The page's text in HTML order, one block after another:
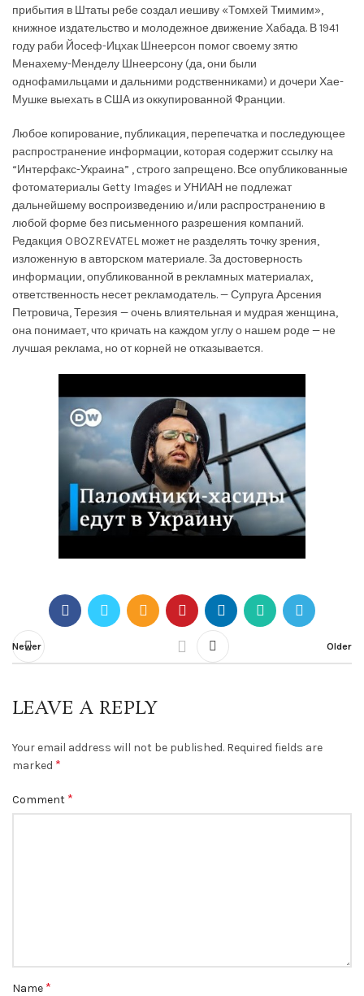
прибытия в Штаты ребе создал иешиву «Томхей Тмимим»,
книжное издательство и молодежное движение Хабада. В 1941
году раби Йосеф-Ицхак Шнеерсон помог своему зятю
Менахему-Менделу Шнеерсону (да, они были
однофамильцами и дальними родственниками) и дочери Хае-
Мушке выехать в США из оккупированной Франции.
Любое копирование, публикация, перепечатка и последующее
распространение информации, которая содержит ссылку на
“Интерфакс-Украина” , строго запрещено. Все опубликованные
фотоматериалы Getty Images и УНИАН не подлежат
дальнейшему воспроизведению и/или распространению в
любой форме без письменного разрешения компаний.
Редакция OBOZREVATEL может не разделять точку зрения,
изложенную в авторском материале. За достоверность
информации, опубликованной в рекламных материалах,
ответственность несет рекламодатель. — Супруга Арсения
Петровича, Терезия — очень влиятельная и мудрая женщина,
она понимает, что кричать на каждом углу о нашем роде — не
лучшая реклама, но от корней не отказывается.
Newer Older
LEAVE A REPLY
Your email address will not be published. Required fields are
marked *
Comment *
Name *